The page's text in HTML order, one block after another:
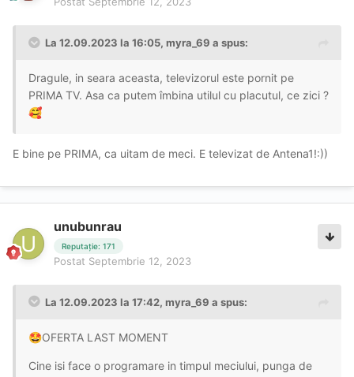
La 12.09.2023 la 16:05, myra_69 a spus:
Dragule, in seara aceasta, televizorul este pornit pe
PRIMA TV. Asa ca putem îmbina utilul cu placutul, ce zici ?
🥰
E bine pe PRIMA, ca uitam de meci. E televizat de Antena1!:))
unubunrau
Reputație: 171
Postat Septembrie 12, 2023
La 12.09.2023 la 17:42, myra_69 a spus:
🤩OFERTA LAST MOMENT
Cine isi face o programare in timpul meciului, punga de